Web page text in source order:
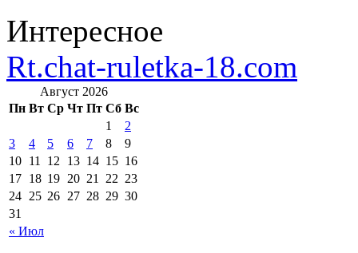
Интересное
Rt.chat-ruletka-18.com
Август 2026
Пн Вт Ср Чт Пт Сб Вс
« Июл
1
2
3
4 5 6 7 8
9
10 11 12 13 14 15 16
17 18 19 20 21 22 23
24 25 26 27 28 29 30
31